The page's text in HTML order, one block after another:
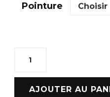
Pointure
AJOUTER AU